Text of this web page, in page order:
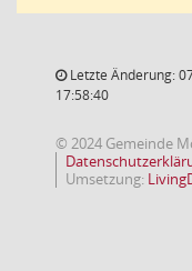
Letzte Änderung:
17:58:40
© 2024 Gemeinde
Umsetzung: